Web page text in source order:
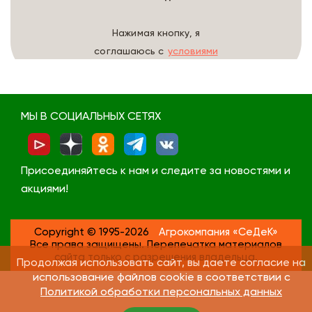
Нажимая кнопку, я
соглашаюсь с условиями
МЫ В СОЦИАЛЬНЫХ СЕТЯХ
Присоединяйтесь к нам и следите за новостями и
акциями!
Copyright © 1995-2026
Агрокомпания «СеДеК»
Все права защищены. Перепечатка материалов
сайта только с разрешения владельца.
Продолжая использовать сайт, вы даете согласие на
использование файлов cookie в соответствии с
Политикой обработки персональных данных